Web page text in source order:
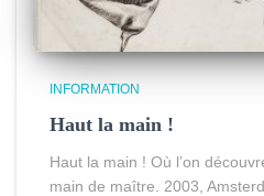
INFORMATION
Haut la main !
Haut la main ! Où l’on
main de maître. 2003,